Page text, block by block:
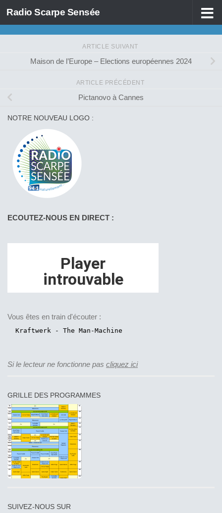
Skip to content
Radio Scarpe Sensée
ARTICLE SUIVANT
Maison de l’Europe – Elections européennes 2024
ARTICLE PRÉCÉDENT
Pictanovo à Cannes
NOTRE NOUVEAU LOGO :
ECOUTEZ-NOUS EN DIRECT :
Vous êtes en train d'écouter :
Si le lecteur ne fonctionne pas cliquez ici
GRILLE DES PROGRAMMES
SUIVEZ-NOUS SUR